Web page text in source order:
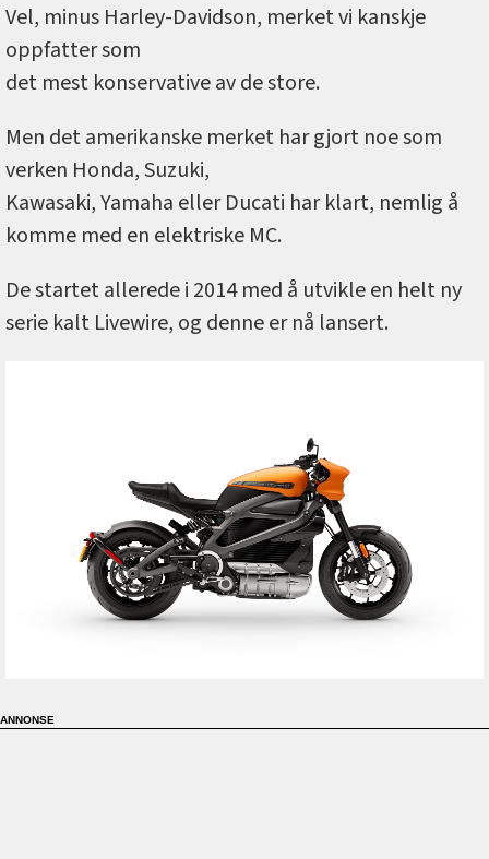
Vel, minus Harley-Davidson, merket vi kanskje
oppfatter som
det mest konservative av de store.
Men det amerikanske merket har gjort noe som
verken Honda, Suzuki,
Kawasaki, Yamaha eller Ducati har klart, nemlig å
komme med en elektriske MC.
De startet allerede i 2014 med å utvikle en helt ny
serie kalt Livewire, og denne er nå lansert.